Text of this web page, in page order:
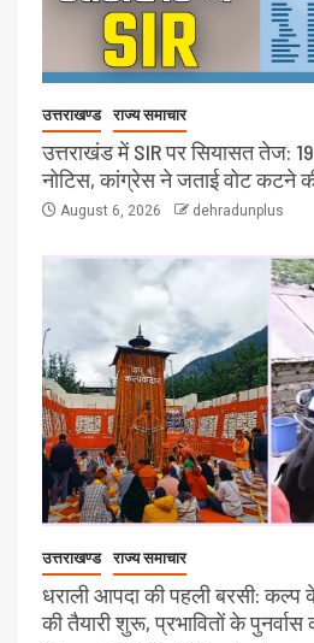
उत्तराखण्ड राज्य समाचार
उत्तराखंड में SIR पर सियासत तेज:
नोटिस, कांग्रेस ने जताई वोट कटने
August 6, 2026 dehradunplus
उत्तराखण्ड राज्य समाचार
धराली आपदा की पहली बरसी: कल्प
की तैयारी शुरू, प्रभावितों के पुनर्वास